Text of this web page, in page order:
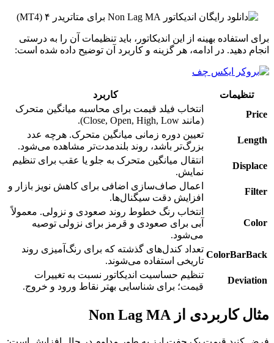
برای استفاده بهینه از این اندیکاتور، باید تنظیمات آن را به درستی
انجام دهید. در ادامه، هر گزینه و کاربرد آن توضیح داده شده است:
تنظیمات
کاربرد
Price
انتخاب فیلد قیمت برای محاسبه میانگین متحرک
(مانند Close, Open, High, Low).
Length
تعیین دوره زمانی میانگین متحرک. هرچه عدد
بزرگ‌تر باشد، روند بلندمدت‌تر مشاهده می‌شود.
Displace
انتقال میانگین متحرک به جلو یا عقب برای تنظیم
نمایش.
Filter
اعمال صاف‌سازی اضافی برای کاهش نویز بازار و
افزایش دقت سیگنال‌ها.
Color
انتخاب رنگ خطوط روند صعودی و نزولی. معمولاً
آبی برای صعودی و قرمز برای نزولی توصیه
می‌شود.
ColorBarBack
تعداد کندل‌های گذشته که برای رنگ‌آمیزی روند
تاریخی استفاده می‌شوند.
Deviation
تنظیم حساسیت اندیکاتور نسبت به تغییرات
قیمت؛ برای شناسایی بهتر نقاط ورود و خروج.
مثال کاربردی از Non Lag MA